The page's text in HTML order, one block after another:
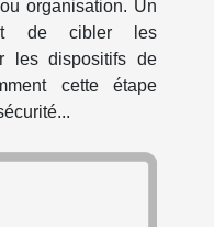
organisation. Un
de cibler les
les dispositifs de
cette étape